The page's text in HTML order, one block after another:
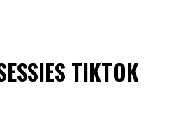
TIKTOK